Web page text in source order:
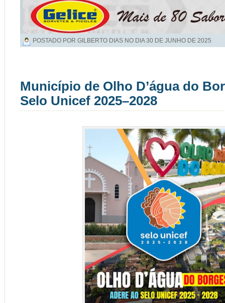
POSTADO POR GILBERTO DIAS NO DIA30 DE JUNHO DE 2025
Município de Olho D’água do
Selo Unicef 2025–2028